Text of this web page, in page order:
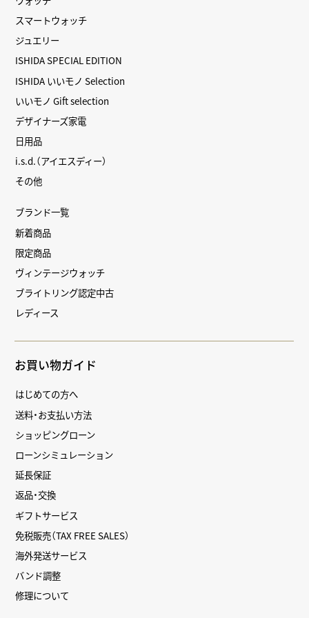
スマートウォッチ
ジュエリー
ISHIDA SPECIAL EDITION
ISHIDA いいモノ Selection
いいモノ Gift selection
デザイナーズ家電
日用品
i.s.d.（アイエスディー）
その他
ブランド一覧
新着商品
限定商品
ヴィンテージウォッチ
ブライトリング認定中古
レディース
お買い物ガイド
はじめての方へ
送料・お支払い方法
ショッピングローン
ローンシミュレーション
延長保証
返品・交換
ギフトサービス
免税販売（TAX FREE SALES）
海外発送サービス
バンド調整
修理について